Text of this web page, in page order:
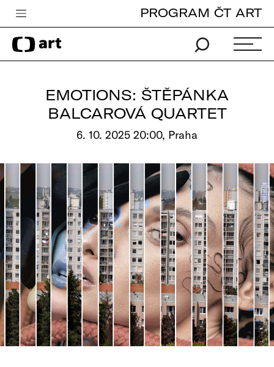
Česká televize
Zpravodajství
Vše o ČT
PROGRAM ČT ART
EMOTIONS: ŠTĚPÁNKA
BALCAROVÁ QUARTET
6. 10. 2025 20:00, Praha